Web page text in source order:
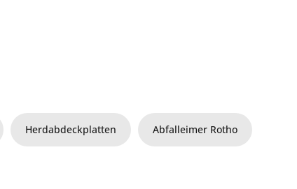
Herdabdeckplatten Abfalleimer Rotho